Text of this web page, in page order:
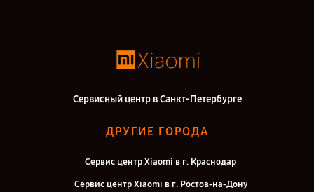
Сервисный центр в Санкт-Петербурге
ДРУГИЕ ГОРОДА
Сервис центр Xiaomi в г. Краснодар
Сервис центр Xiaomi в г. Ростов-на-Дону